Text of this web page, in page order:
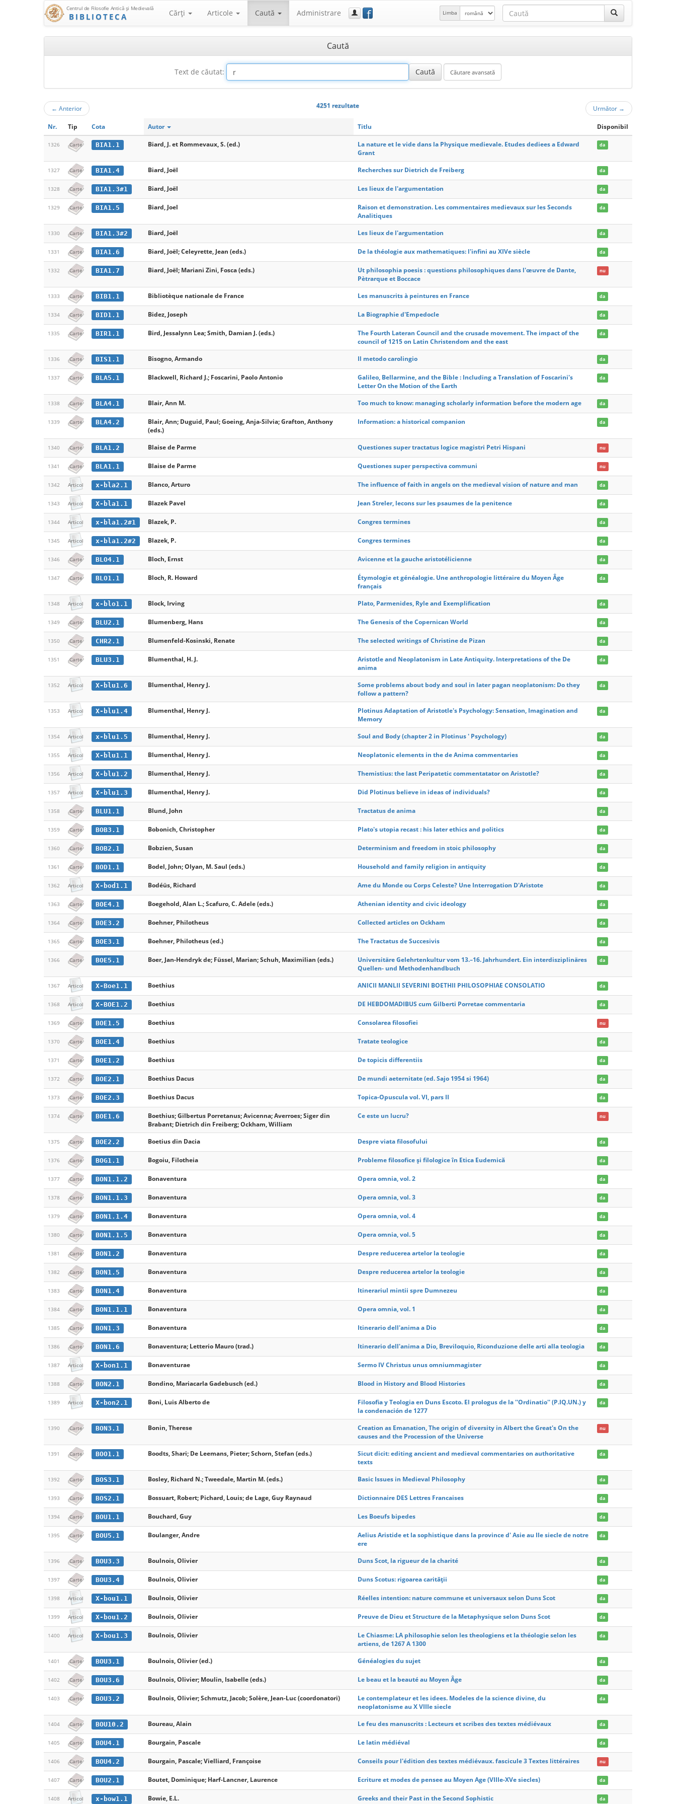
Centrul de Filosofie Antică şi Medievală
BIBLIOTECA Cărţi Articole Caută Administrare f Limba
Caută
Text de căutat:
← Anterior 4251 rezultate Următor →
Nr. Tip Cota Autor Titlu Disponibil
1326 Carte BIA1.1 Biard, J. et Rommevaux, S. (ed.)
La nature et le vide dans la Physique medievale. Etudes dediees a Edward
Grant
da
1327 Carte BIA1.4 Biard, Joël Recherches sur Dietrich de Freiberg da
1328 Carte BIA1.3#1 Biard, Joël Les lieux de l'argumentation da
1329 Carte BIA1.5 Biard, Joel
Raison et demonstration. Les commentaires medievaux sur les Seconds
Analitiques
da
1330 Carte BIA1.3#2 Biard, Joël Les lieux de l'argumentation da
1331 Carte BIA1.6 Biard, Joël; Celeyrette, Jean (eds.) De la théologie aux mathematiques: l'infini au XIVe siècle da
1332 Carte BIA1.7 Biard, Joël; Mariani Zini, Fosca (eds.)
Ut philosophia poesis : questions philosophiques dans l'œuvre de Dante,
Pètrarque et Boccace
nu
1333 Carte BIB1.1 Bibliotèque nationale de France Les manuscrits à peintures en France da
1334 Carte BID1.1 Bidez, Joseph La Biographie d'Empedocle da
1335 Carte BIR1.1 Bird, Jessalynn Lea; Smith, Damian J. (eds.)
The Fourth Lateran Council and the crusade movement. The impact of the
council of 1215 on Latin Christendom and the east
da
1336 Carte BIS1.1 Bisogno, Armando Il metodo carolingio da
1337 Carte BLA5.1 Blackwell, Richard J.; Foscarini, Paolo Antonio
Galileo, Bellarmine, and the Bible : Including a Translation of Foscarini's
Letter On the Motion of the Earth
da
1338 Carte BLA4.1 Blair, Ann M. Too much to know: managing scholarly information before the modern age da
1339 Carte BLA4.2
Blair, Ann; Duguid, Paul; Goeing, Anja-Silvia; Grafton, Anthony
(eds.)
Information: a historical companion da
1340 Carte BLA1.2 Blaise de Parme Questiones super tractatus logice magistri Petri Hispani nu
1341 Carte BLA1.1 Blaise de Parme Questiones super perspectiva communi nu
1342 Articol x-bla2.1 Blanco, Arturo The influence of faith in angels on the medieval vision of nature and man da
1343 Articol X-bla1.1 Blazek Pavel Jean Streler, lecons sur les psaumes de la penitence da
1344 Articol x-bla1.2#1 Blazek, P. Congres termines da
1345 Articol x-bla1.2#2 Blazek, P. Congres termines da
1346 Carte BLO4.1 Bloch, Ernst Avicenne et la gauche aristotélicienne da
1347 Carte BLO1.1 Bloch, R. Howard
Étymologie et généalogie. Une anthropologie littéraire du Moyen Âge
français
da
1348 Articol x-blo1.1 Block, Irving Plato, Parmenides, Ryle and Exemplification da
1349 Carte BLU2.1 Blumenberg, Hans The Genesis of the Copernican World da
1350 Carte CHR2.1 Blumenfeld-Kosinski, Renate The selected writings of Christine de Pizan da
1351 Carte BLU3.1 Blumenthal, H. J.
Aristotle and Neoplatonism in Late Antiquity. Interpretations of the De
anima
da
1352 Articol X-blu1.6 Blumenthal, Henry J.
Some problems about body and soul in later pagan neoplatonism: Do they
follow a pattern?
da
1353 Articol X-blu1.4 Blumenthal, Henry J.
Plotinus Adaptation of Aristotle's Psychology: Sensation, Imagination and
Memory
da
1354 Articol x-blu1.5 Blumenthal, Henry J. Soul and Body (chapter 2 in Plotinus ' Psychology) da
1355 Articol X-blu1.1 Blumenthal, Henry J. Neoplatonic elements in the de Anima commentaries da
1356 Articol X-blu1.2 Blumenthal, Henry J. Themistius: the last Peripatetic commentatator on Aristotle? da
1357 Articol X-blu1.3 Blumenthal, Henry J. Did Plotinus believe in ideas of individuals? da
1358 Carte BLU1.1 Blund, John Tractatus de anima da
1359 Carte BOB3.1 Bobonich, Christopher Plato's utopia recast : his later ethics and politics da
1360 Carte BOB2.1 Bobzien, Susan Determinism and freedom in stoic philosophy da
1361 Carte BOD1.1 Bodel, John; Olyan, M. Saul (eds.) Household and family religion in antiquity da
1362 Articol X-bod1.1 Bodéüs, Richard Ame du Monde ou Corps Celeste? Une Interrogation D'Aristote da
1363 Carte BOE4.1 Boegehold, Alan L.; Scafuro, C. Adele (eds.) Athenian identity and civic ideology da
1364 Carte BOE3.2 Boehner, Philotheus Collected articles on Ockham da
1365 Carte BOE3.1 Boehner, Philotheus (ed.) The Tractatus de Succesivis da
1366 Carte BOE5.1 Boer, Jan-Hendryk de; Füssel, Marian; Schuh, Maximilian (eds.)
Universitäre Gelehrtenkultur vom 13.–16. Jahrhundert. Ein interdisziplinäres
Quellen- und Methodenhandbuch
da
1367 Articol X-Boe1.1 Boethius ANICII MANLII SEVERINI BOETHII PHILOSOPHIAE CONSOLATIO da
1368 Articol X-BOE1.2 Boethius DE HEBDOMADIBUS cum Gilberti Porretae commentaria da
1369 Carte BOE1.5 Boethius Consolarea filosofiei nu
1370 Carte BOE1.4 Boethius Tratate teologice da
1371 Carte BOE1.2 Boethius De topicis differentiis da
1372 Carte BOE2.1 Boethius Dacus De mundi aeternitate (ed. Sajo 1954 si 1964) da
1373 Carte BOE2.3 Boethius Dacus Topica-Opuscula vol. VI, pars II da
1374 Carte BOE1.6
Boethius; Gilbertus Porretanus; Avicenna; Averroes; Siger din
Brabant; Dietrich din Freiberg; Ockham, William
Ce este un lucru? nu
1375 Carte BOE2.2 Boetius din Dacia Despre viata filosofului da
1376 Carte BOG1.1 Bogoiu, Filotheia Probleme filosofice și filologice în Etica Eudemică da
1377 Carte BON1.1.2 Bonaventura Opera omnia, vol. 2 da
1378 Carte BON1.1.3 Bonaventura Opera omnia, vol. 3 da
1379 Carte BON1.1.4 Bonaventura Opera omnia, vol. 4 da
1380 Carte BON1.1.5 Bonaventura Opera omnia, vol. 5 da
1381 Carte BON1.2 Bonaventura Despre reducerea artelor la teologie da
1382 Carte BON1.5 Bonaventura Despre reducerea artelor la teologie da
1383 Carte BON1.4 Bonaventura Itinerariul mintii spre Dumnezeu da
1384 Carte BON1.1.1 Bonaventura Opera omnia, vol. 1 da
1385 Carte BON1.3 Bonaventura Itinerario dell'anima a Dio da
1386 Carte BON1.6 Bonaventura; Letterio Mauro (trad.) Itinerario dell'anima a Dio, Breviloquio, Riconduzione delle arti alla teologia da
1387 Articol X-bon1.1 Bonaventurae Sermo IV Christus unus omniummagister da
1388 Carte BON2.1 Bondino, Mariacarla Gadebusch (ed.) Blood in History and Blood Histories da
1389 Articol X-bon2.1 Boni, Luis Alberto de
Filosofia y Teologia en Duns Escoto. El prologus de la ''Ordinatio'' (P.IQ.UN.) y
la condenación de 1277
da
1390 Carte BON3.1 Bonin, Therese
Creation as Emanation, The origin of diversity in Albert the Great's On the
causes and the Procession of the Universe
nu
1391 Carte BOO1.1 Boodts, Shari; De Leemans, Pieter; Schorn, Stefan (eds.)
Sicut dicit: editing ancient and medieval commentaries on authoritative
texts
da
1392 Carte BOS3.1 Bosley, Richard N.; Tweedale, Martin M. (eds.) Basic Issues in Medieval Philosophy da
1393 Carte BOS2.1 Bossuart, Robert; Pichard, Louis; de Lage, Guy Raynaud Dictionnaire DES Lettres Francaises da
1394 Carte BOU1.1 Bouchard, Guy Les Boeufs bipedes da
1395 Carte BOU5.1 Boulanger, Andre
Aelius Aristide et la sophistique dans la province d' Asie au IIe siecle de notre
ere
da
1396 Carte BOU3.3 Boulnois, Olivier Duns Scot, la rigueur de la charité da
1397 Carte BOU3.4 Boulnois, Olivier Duns Scotus: rigoarea carităţii da
1398 Articol X-bou1.1 Boulnois, Olivier Réelles intention: nature commune et universaux selon Duns Scot da
1399 Articol X-bou1.2 Boulnois, Olivier Preuve de Dieu et Structure de la Metaphysique selon Duns Scot da
1400 Articol X-bou1.3 Boulnois, Olivier
Le Chiasme: LA philosophie selon les theologiens et la théologie selon les
artiens, de 1267 A 1300
da
1401 Carte BOU3.1 Boulnois, Olivier (ed.) Généalogies du sujet da
1402 Carte BOU3.6 Boulnois, Olivier; Moulin, Isabelle (eds.) Le beau et la beauté au Moyen Âge da
1403 Carte BOU3.2 Boulnois, Olivier; Schmutz, Jacob; Solère, Jean-Luc (coordonatori)
Le contemplateur et les idees. Modeles de la science divine, du
neoplatonisme au X VIIIe siecle
da
1404 Carte BOU10.2 Boureau, Alain Le feu des manuscrits : Lecteurs et scribes des textes médiévaux da
1405 Carte BOU4.1 Bourgain, Pascale Le latin médiéval da
1406 Carte BOU4.2 Bourgain, Pascale; Vielliard, Françoise Conseils pour l'édition des textes médiévaux. fascicule 3 Textes littéraires nu
1407 Carte BOU2.1 Boutet, Dominique; Harf-Lancner, Laurence Ecriture et modes de pensee au Moyen Age (VIIIe-XVe siecles) da
1408 Articol x-bow1.1 Bowie, E.L. Greeks and their Past in the Second Sophistic da